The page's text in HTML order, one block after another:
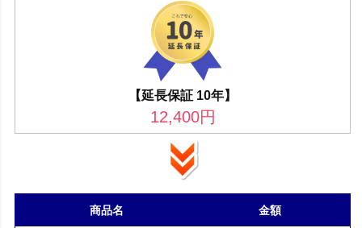
【延長保証 10年】
12,400円
商品名 金額